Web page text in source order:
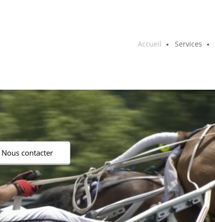
Accueil Services
Nous contacter